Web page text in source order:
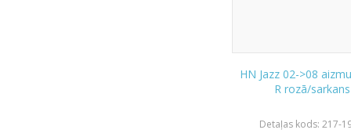
HN Jazz 02->08
R rozā/
Detaļas kods: 217-